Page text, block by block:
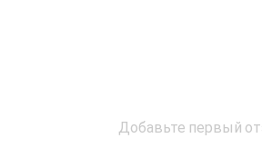
Добавьте первый